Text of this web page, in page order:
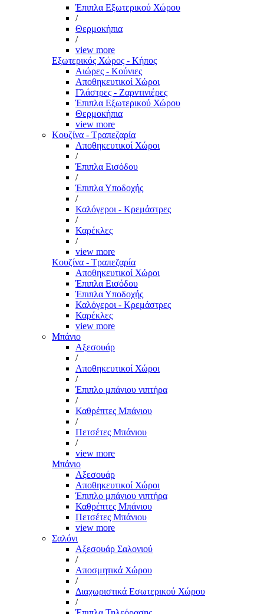
Έπιπλα Εξωτερικού Χώρου
/
Θερμοκήπια
/
view more
Εξωτερικός Χώρος - Κήπος
Αιώρες - Κούνιες
Αποθηκευτικοί Χώροι
Γλάστρες - Ζαρντινιέρες
Έπιπλα Εξωτερικού Χώρου
Θερμοκήπια
view more
Κουζίνα - Τραπεζαρία
Αποθηκευτικοί Χώροι
/
Έπιπλα Εισόδου
/
Έπιπλα Υποδοχής
/
Καλόγεροι - Κρεμάστρες
/
Καρέκλες
/
view more
Κουζίνα - Τραπεζαρία
Αποθηκευτικοί Χώροι
Έπιπλα Εισόδου
Έπιπλα Υποδοχής
Καλόγεροι - Κρεμάστρες
Καρέκλες
view more
Μπάνιο
Αξεσουάρ
/
Αποθηκευτικοί Χώροι
/
Έπιπλο μπάνιου νιπτήρα
/
Καθρέπτες Μπάνιου
/
Πετσέτες Μπάνιου
/
view more
Μπάνιο
Αξεσουάρ
Αποθηκευτικοί Χώροι
Έπιπλο μπάνιου νιπτήρα
Καθρέπτες Μπάνιου
Πετσέτες Μπάνιου
view more
Σαλόνι
Αξεσουάρ Σαλονιού
/
Αποσμητικά Χώρου
/
Διαχωριστικά Εσωτερικού Χώρου
/